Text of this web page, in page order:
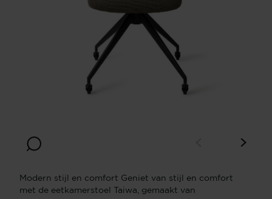
Modern stijl en comfort Geniet van stijl en comfort
met de eetkamerstoel Taiwa, gemaakt van